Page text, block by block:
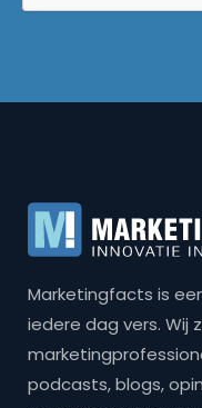
Marketingfacts is
iedere dag vers. Wij
podcasts, blogs,